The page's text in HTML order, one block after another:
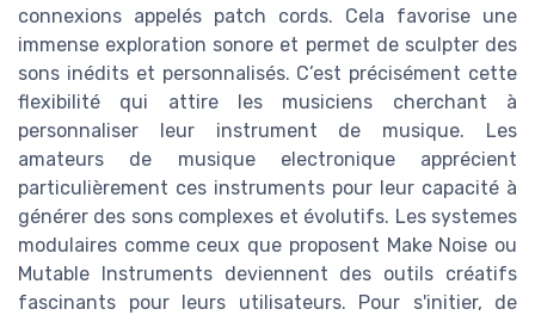
connexions appelés patch cords. Cela favorise une
immense exploration sonore et permet de sculpter des
sons inédits et personnalisés. C’est précisément cette
flexibilité qui attire les musiciens cherchant à
personnaliser leur instrument de musique. Les
amateurs de musique electronique apprécient
particulièrement ces instruments pour leur capacité à
générer des sons complexes et évolutifs. Les systemes
modulaires comme ceux que proposent Make Noise ou
Mutable Instruments deviennent des outils créatifs
fascinants pour leurs utilisateurs. Pour s'initier, de